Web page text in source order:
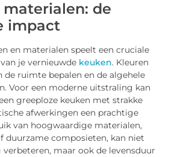
de
impact
en materialen speelt een cruciale
je vernieuwde keuken. Kleuren
de ruimte bepalen en de algehele
Voor een moderne uitstraling kan
greeploze keuken met strakke
afwerkingen een prachtige
van hoogwaardige materialen,
duurzame composieten, kan niet
maar ook de levensduur